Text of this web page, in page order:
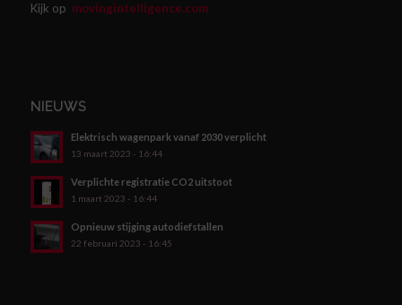
Kijk op movingintelligence.com
NIEUWS
Elektrisch wagenpark vanaf 2030 verplicht
13 maart 2023 - 16:44
Verplichte registratie CO2 uitstoot
1 maart 2023 - 16:44
Opnieuw stijging autodiefstallen
22 februari 2023 - 16:45